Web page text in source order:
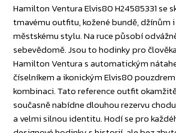
Hamilton Ventura Elvis80 H24585331 se
tmavému outfitu, kožené bundě, džínům
městskému stylu. Na ruce působí
sebevědomě. Jsou to hodinky pro
Hamilton Ventura s automatickým
číselníkem a ikonickým Elvis80
kombinaci. Tato reference outfit
současně nabídne dlouhou rezervu
a velmi silnou identitu. Hodí se pro